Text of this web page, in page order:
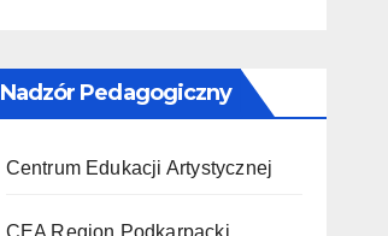
Nadzór Pedagogiczny
Centrum Edukacji Artystycznej
CEA Region Podkarpacki